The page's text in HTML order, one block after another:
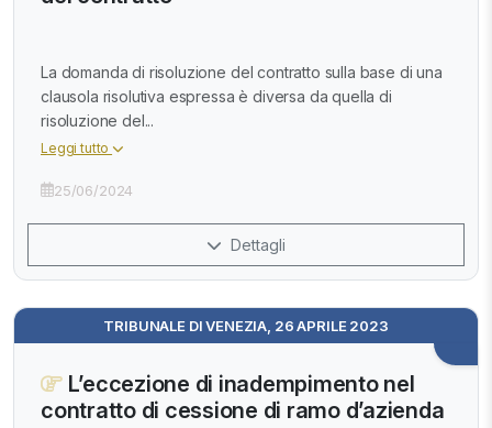
La domanda di risoluzione del contratto sulla base di una
clausola risolutiva espressa è diversa da quella di
risoluzione del...
Leggi tutto
25/06/2024
Dettagli
TRIBUNALE DI VENEZIA, 26 APRILE 2023
L’eccezione di inadempimento nel
contratto di cessione di ramo d’azienda